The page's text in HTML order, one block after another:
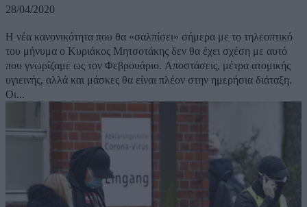
28/04/2020
Η νέα κανονικότητα που θα «σαλπίσει» σήμερα με το τηλεοπτικό
του μήνυμα ο Κυριάκος Μητσοτάκης δεν θα έχει σχέση με αυτό
που γνωρίζαμε ως τον Φεβρουάριο. Αποστάσεις, μέτρα ατομικής
υγιεινής, αλλά και μάσκες θα είναι πλέον στην ημερήσια διάταξη.
Οι...